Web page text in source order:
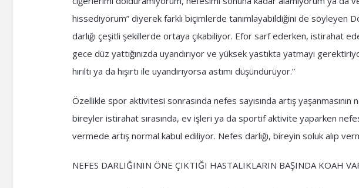
hissediyorum” diyerek farklı biçimlerde tanımlayabildiğini de söyleyen
darlığı çeşitli şekillerde ortaya çıkabiliyor. Efor sarf ederken, istirahat
gece düz yattığınızda uyandırıyor ve yüksek yastıkta yatmayı
hırıltı ya da hışırtı ile uyandırıyorsa astımı düşündürüyor.”
Özellikle spor aktivitesi sonrasında nefes sayısında artış yaşanmasının
bireyler istirahat sırasında, ev işleri ya da sportif aktivite yaparken nefes
vermede artış normal kabul ediliyor. Nefes darlığı, bireyin soluk alıp
NEFES DARLIĞININ ÖNE ÇIKTIĞI HASTALIKLARIN BAŞINDA KOAH